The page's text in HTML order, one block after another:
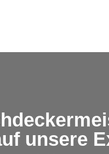
unsere